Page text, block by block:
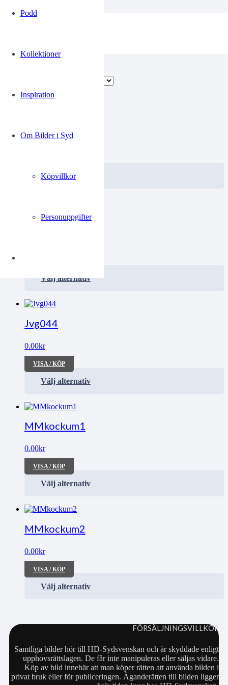
Podd
Kollektioner
Inspiration
Om Bilder i Syd
Köpvillkor
Personuppgifter
0.00kr
Välj alternativ
Jvg043
Välj alternativ
Jvg044
0.00kr
VISA / KÖP
Välj alternativ
MMkockum1
0.00kr
VISA / KÖP
Välj alternativ
MMkockum2
0.00kr
VISA / KÖP
Välj alternativ
FÖRSÄLJNINGSVILLKOR
Samtliga bilder hör till HD-Sydsvenskan och är skyddade enligt
upphovsrättslagen. De får inte manipuleras eller säljas vidare.
Köp av bild innebär att man köper rätten att använda bilden i
privat bruk eller för publiceringen. Äganderätten till bilden ligger